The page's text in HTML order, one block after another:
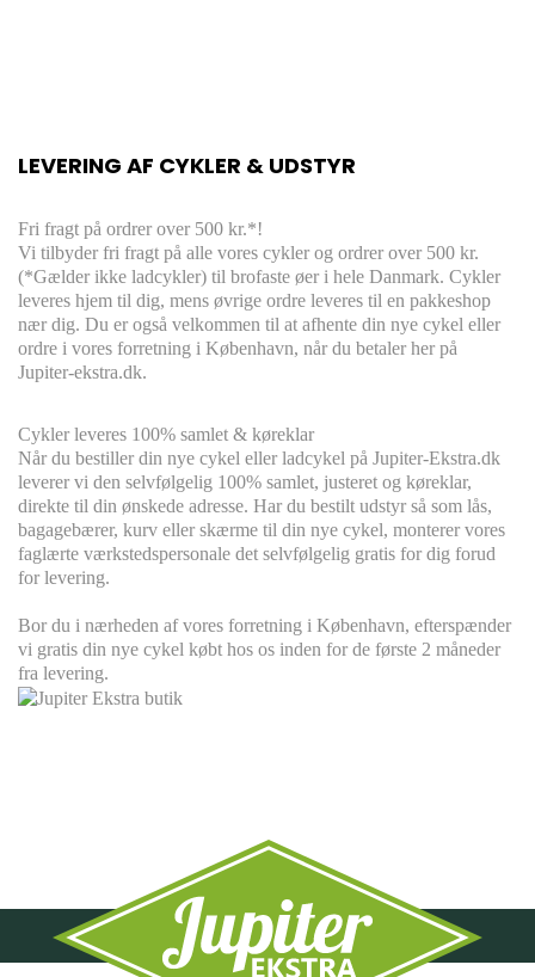
LEVERING AF CYKLER & UDSTYR
Fri fragt på ordrer over 500 kr.*!
Vi tilbyder fri fragt på alle vores cykler og ordrer over 500 kr.
(*Gælder ikke ladcykler) til brofaste øer i hele Danmark. Cykler
leveres hjem til dig, mens øvrige ordre leveres til en pakkeshop
nær dig. Du er også velkommen til at afhente din nye cykel eller
ordre i vores forretning i København, når du betaler her på
Jupiter-ekstra.dk.
Cykler leveres 100% samlet & køreklar
Når du bestiller din nye cykel eller ladcykel på Jupiter-Ekstra.dk
leverer vi den selvfølgelig 100% samlet, justeret og køreklar,
direkte til din ønskede adresse. Har du bestilt udstyr så som lås,
bagagebærer, kurv eller skærme til din nye cykel, monterer vores
faglærte værkstedspersonale det selvfølgelig gratis for dig forud
for levering.
Bor du i nærheden af vores forretning i København, efterspænder
vi gratis din nye cykel købt hos os inden for de første 2 måneder
fra levering.